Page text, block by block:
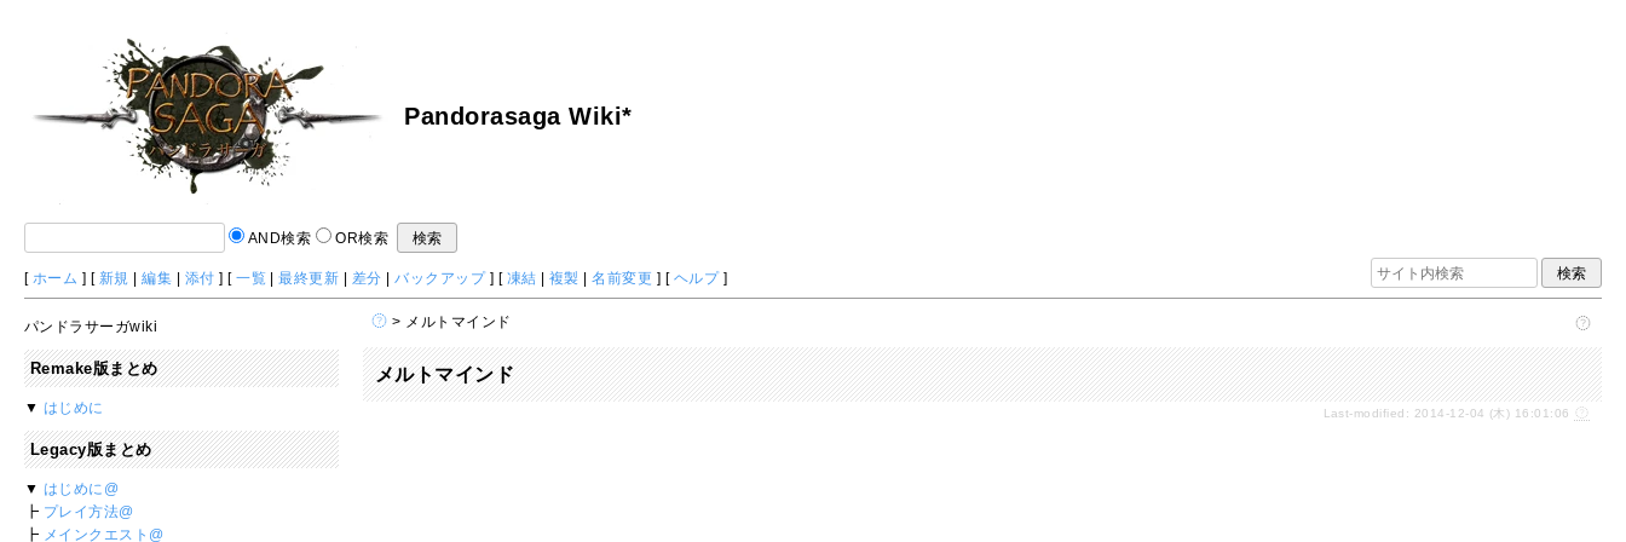
Pandorasaga Wiki*
AND検索 OR検索
[ ホーム ] [ 新規 |編集 添付 ] [一覧 |最終更新 差分 |バックアップ] [ 凍結 複製 |名前変更 ] [ ヘルプ]
> メルトマインド
メルトマインド
Last-modified: 2014-12-04 (木) 16:01:06
パンドラサーガwiki
Remake版まとめ
▼ はじめに
Legacy版まとめ
▼ はじめに@
┣ プレイ方法@
┣ メインクエスト@